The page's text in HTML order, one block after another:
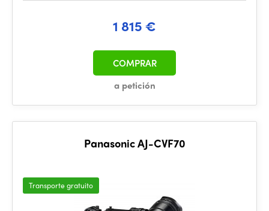
1 815 €
a petición
COMPRAR
Panasonic AJ-CVF70
Transporte gratuito